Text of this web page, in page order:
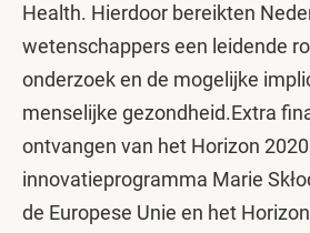
Health. Hierdoor bereikten
wetenschappers een leidende
onderzoek en de mogelijke
menselijke gezondheid.Extra
ontvangen van het Horizon
innovatieprogramma Marie
de Europese Unie en het